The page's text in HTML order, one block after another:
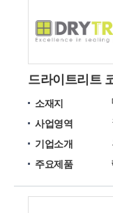
드라이트리트
소재지
사업영역
기업소개
주요제품